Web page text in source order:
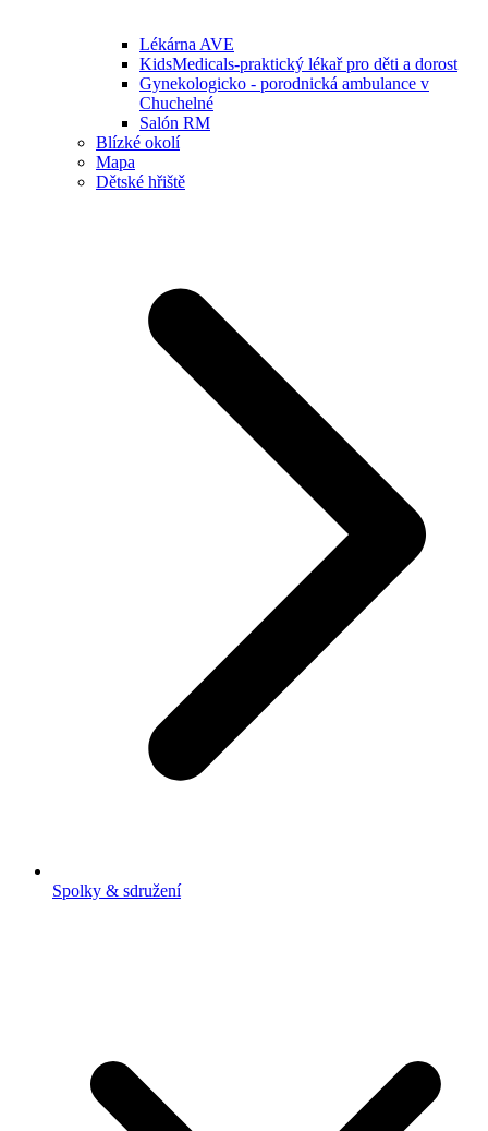
Lékárna AVE
KidsMedicals-praktický lékař pro děti a dorost
Gynekologicko - porodnická ambulance v
Chuchelné
Salón RM
Blízké okolí
Mapa
Dětské hřiště
Spolky & sdružení